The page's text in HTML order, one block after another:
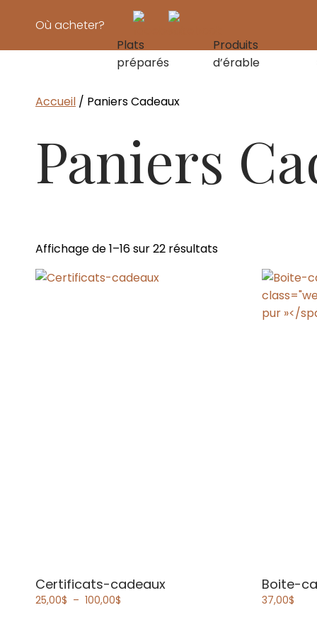
Où acheter?
Plats
préparés
Produits
d’érable
Accueil / Paniers Cadeaux
Paniers
Affichage de 1–16 sur 22 résultats
Certificats-cadeaux
25,00$ – 100,00$
Boite-
37,00$